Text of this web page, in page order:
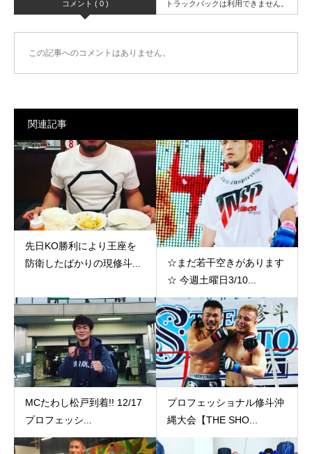
コメント ( 0 ) トラックバックは利用できません。
この記事へのコメントはありません。
関連記事
先日KO勝利により王座を
防衛したばかりの現修斗...
☆まだ若干空きがあります
☆ 今週土曜日3/10...
MCたわし松戸到着!! 12/17
プロフェッシ...
プロフェッショナル修斗沖
縄大会【THE SHO...